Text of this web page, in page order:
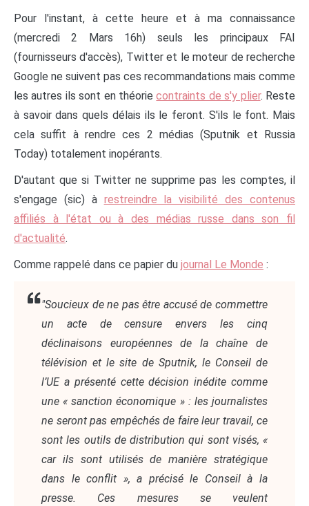
Pour l'instant, à cette heure et à ma connaissance
(mercredi 2 Mars 16h) seuls les principaux FAI
(fournisseurs d'accès), Twitter et le moteur de recherche
Google ne suivent pas ces recommandations mais comme
les autres ils sont en théoriecontraints de s'y plier. Reste
à savoir dans quels délais ils le feront. S'ils le font. Mais
cela suffit à rendre ces 2 médias (Sputnik et Russia
Today) totalement inopérants.
D'autant que si Twitter ne supprime pas les comptes, il
s'engage (sic) à restreindre la visibilité des contenus
affiliés à l'état ou à des médias russe dans son fil
d'actualité.
Comme rappelé dans ce papier du journal Le Monde :
"Soucieux de ne pas être accusé de commettre
un acte de censure envers les cinq
déclinaisons européennes de la chaîne de
télévision et le site de Sputnik, le Conseil de
l’UE a présenté cette décision inédite comme
une « sanction économique » : les journalistes
ne seront pas empêchés de faire leur travail, ce
sont les outils de distribution qui sont visés, «
car ils sont utilisés de manière stratégique
dans le conflit », a précisé le Conseil à la
presse. Ces mesures se veulent